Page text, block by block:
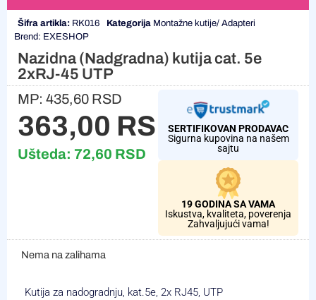
Šifra artikla: RK016 Kategorija Montažne kutije/ Adapteri
Brend: EXESHOP
Nazidna (Nadgradna) kutija cat. 5e
2xRJ-45 UTP
MP: 435,60 RSD
363,00 RSD
Ušteda: 72,60 RSD
SERTIFIKOVAN PRODAVAC
Sigurna kupovina na našem
sajtu
19 GODINA SA VAMA
Iskustva, kvaliteta, poverenja
Zahvaljujući vama!
Nema na zalihama
Kutija za nadogradnju, kat.5e, 2x RJ45, UTP